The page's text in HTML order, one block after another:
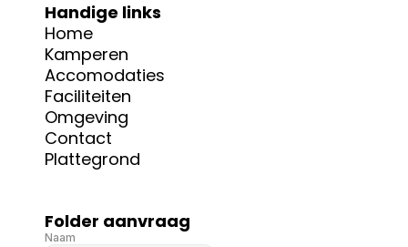
Handige links
Home
Kamperen
Accomodaties
Faciliteiten
Omgeving
Contact
Plattegrond
Folder aanvraag
Naam